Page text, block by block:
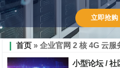
立即抢
首页 » 企业官网 2 核 4G 云服
小型论坛 / 社